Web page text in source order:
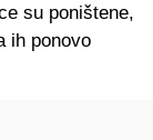
su poništene,
ih ponovo